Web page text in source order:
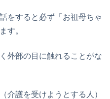
をすると必ず「お祖母ちゃ
す。
外部の目に触れることがな
介護を受けようとする人）